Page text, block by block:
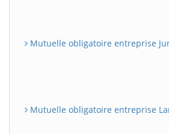
Mutuelle obligatoire entreprise
Mutuelle obligatoire entreprise